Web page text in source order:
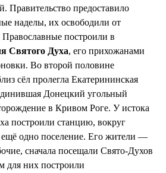
Правительство предоставило
наделы, их освободили от
Православные построили в
Святого Духа, его прихожанами
Во второй половине
сёл пролегла Екатерининская
Донецкий угольный
в Кривом Роге. У истока
построили станцию, вокруг
ещё одно поселение. Его жители —
сначала посещали Свято-Духов
для них построили